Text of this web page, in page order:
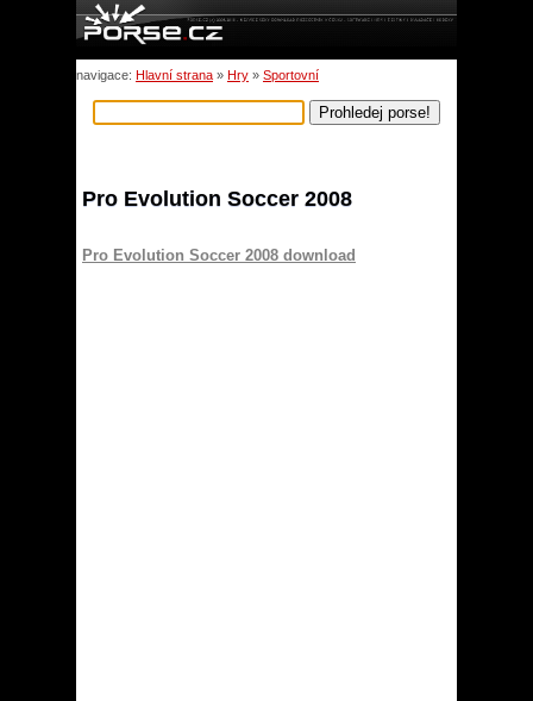
navigace: Hlavní strana » Hry » Sportovní
Pro Evolution Soccer 2008
Pro Evolution Soccer 2008 download